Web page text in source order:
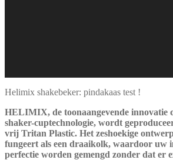
Helimix shakebeker: pindakaas test !
HELIMIX, de toonaangevende innovatie
shaker-cuptechnologie, wordt
vrij Tritan Plastic. Het zeshoekige
fungeert als een draaikolk, waardoor uw
perfectie worden gemengd zonder dat er